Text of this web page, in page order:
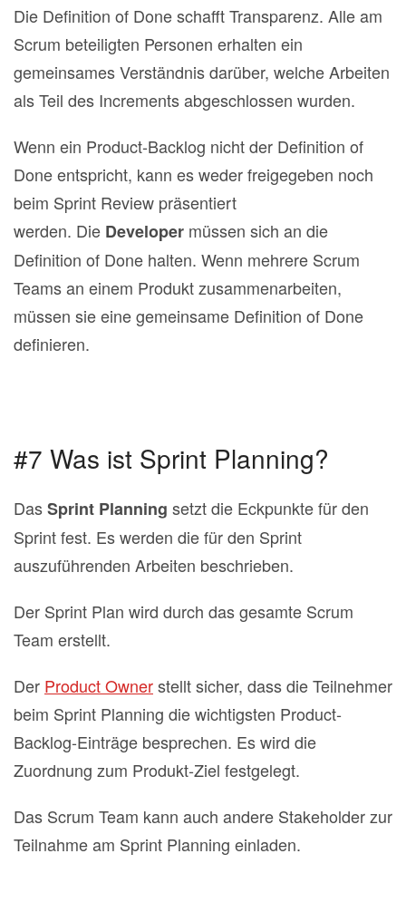
Die Definition of Done schafft Transparenz. Alle am
Scrum beteiligten Personen erhalten ein
gemeinsames Verständnis darüber, welche Arbeiten
als Teil des Increments abgeschlossen wurden.
Wenn ein Product‐Backlog nicht der Definition of
Done entspricht, kann es weder freigegeben noch
beim Sprint Review präsentiert
werden. Die Developer müssen sich an die
Definition of Done halten. Wenn mehrere Scrum
Teams an einem Produkt zusammenarbeiten,
müssen sie eine gemeinsame Definition of Done
definieren.
#7 Was ist Sprint Planning?
DasSprint Planning setzt die Eckpunkte für den
Sprint fest. Es werden die für den Sprint
auszuführenden Arbeiten beschrieben.
Der Sprint Plan wird durch das gesamte Scrum
Team erstellt.
Der Product Ownerstellt sicher, dass die Teilnehmer
beim Sprint Planning die wichtigsten Product‐
Backlog‐Einträge besprechen. Es wird die
Zuordnung zum Produkt‐Ziel festgelegt.
Das Scrum Team kann auch andere Stakeholder zur
Teilnahme am Sprint Planning einladen.